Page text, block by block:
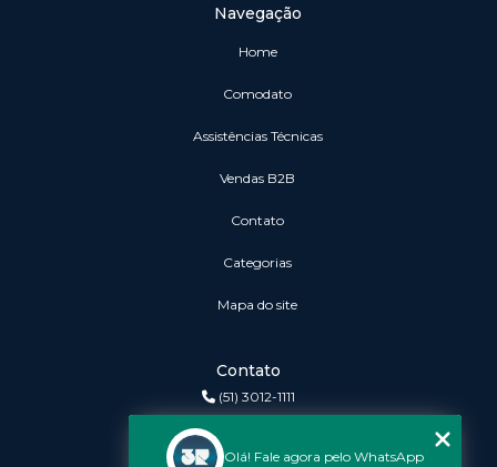
Navegação
Home
Comodato
Assistências Técnicas
vendas B2B
Contato
Categorias
Mapa do site
Contato
(51) 3012-1111
Olá! Fale agora pelo WhatsApp